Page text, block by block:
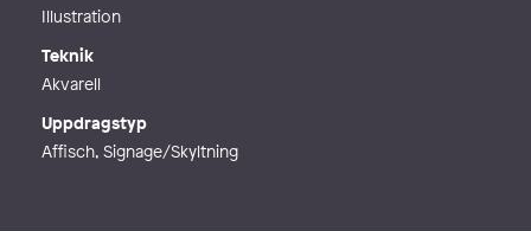
Illustration
Teknik
Akvarell
Uppdragstyp
Affisch, Signage/Skyltning